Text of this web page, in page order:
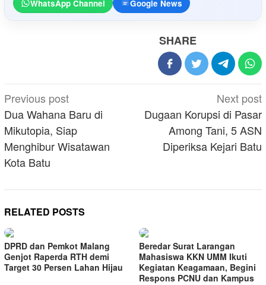
WhatsApp Channel Google News
SHARE
Post
navigation
Previous post
Dua Wahana Baru di
Mikutopia, Siap
Menghibur Wisatawan
Kota Batu
Next post
Dugaan Korupsi di Pasar
Among Tani, 5 ASN
Diperiksa Kejari Batu
RELATED POSTS
DPRD dan Pemkot Malang
Genjot Raperda RTH demi
Target 30 Persen Lahan Hijau
Beredar Surat Larangan
Mahasiswa KKN UMM Ikuti
Kegiatan Keagamaan, Begini
Respons PCNU dan Kampus